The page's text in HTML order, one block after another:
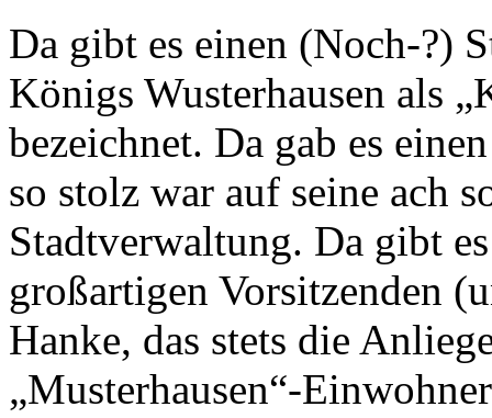
Da gibt es einen (Noch-?)
Königs Wusterhausen als
bezeichnet. Da gab es
so stolz war auf seine ach
Stadtverwaltung. Da gibt
großartigen Vorsitzenden
Hanke, das stets die
„Musterhausen“-